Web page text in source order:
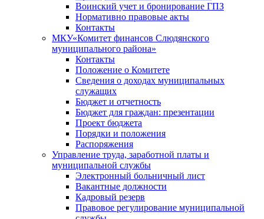
Воинский учет и бронирование ГПЗ
Нормативно правовые акты
Контакты
МКУ«Комитет финансов Слюдянского
муниципального района»
Контакты
Положение о Комитете
Сведения о доходах муниципальных
служащих
Бюджет и отчетность
Бюджет для граждан: презентации
Проект бюджета
Порядки и положения
Распоряжения
Управление труда, заработной платы и
муниципальной службы
Электронный больничный лист
Вакантные должности
Кадровый резерв
Правовое регулирование муниципальной